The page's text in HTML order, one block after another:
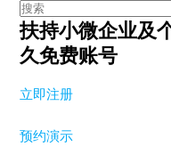
扶持小微企业及
久免费账号
立即注册
预约演示